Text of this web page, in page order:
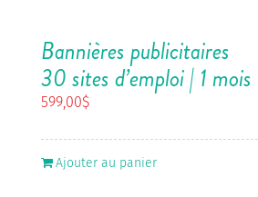
Bannières publicitaires
30 sites d’emploi | 1 mois
599,00$
Ajouter au panier